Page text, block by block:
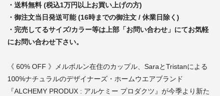
・送料無料 (税込1万円以上お買い上げの方)
・御注文当日発送可能 (16時までの御注文 / 休業日除く)
・完売してるサイズ/カラー等は上部「お問い合わせ」にてお気軽
にお問い合わせ下さい。
《 60% OFF 》メルボルン在住のカップル、SaraとTristanによる
100%ナチュラルのデザイナーズ・ホームウエアブランド
『ALCHEMY PRODUX : アルケミー プロダクツ』が今季より新た